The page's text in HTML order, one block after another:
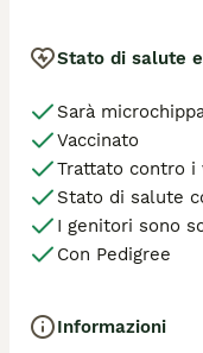
Stato di salute
Sarà
Vaccinato
Trattato contro i
Stato di salute
I genitori sono
Con Pedigree
Informazioni